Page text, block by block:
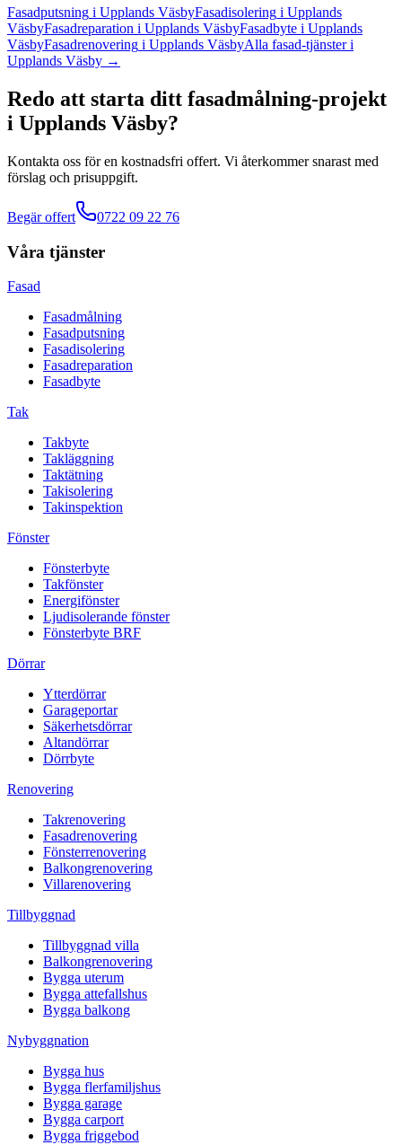
Fasadputsning i Upplands VäsbyFasadisolering i Upplands
VäsbyFasadreparation i Upplands VäsbyFasadbyte i Upplands
VäsbyFasadrenovering i Upplands VäsbyAlla fasad-tjänsteri
Upplands Väsby →
Redo att starta ditt fasadmålning-projekt
i Upplands Väsby?
Kontakta oss för en kostnadsfri offert. Vi återkommer snarast med
förslag och prisuppgift.
Begär offert 0722 09 22 76
Våra tjänster
Fasad
Fasadmålning
Fasadputsning
Fasadisolering
Fasadreparation
Fasadbyte
Tak
Takbyte
Takläggning
Taktätning
Takisolering
Takinspektion
Fönster
Fönsterbyte
Takfönster
Energifönster
Ljudisolerande fönster
Fönsterbyte BRF
Dörrar
Ytterdörrar
Garageportar
Säkerhetsdörrar
Altandörrar
Dörrbyte
Renovering
Takrenovering
Fasadrenovering
Fönsterrenovering
Balkongrenovering
Villarenovering
Tillbyggnad
Tillbyggnad villa
Balkongrenovering
Bygga uterum
Bygga attefallshus
Bygga balkong
Nybyggnation
Bygga hus
Bygga flerfamiljshus
Bygga garage
Bygga carport
Bygga friggebod